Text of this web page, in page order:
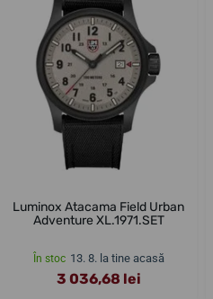
Luminox Atacama Field Urban
Adventure XL.1971.SET
În stoc 13. 8. la tine acasă
3 036,68 lei